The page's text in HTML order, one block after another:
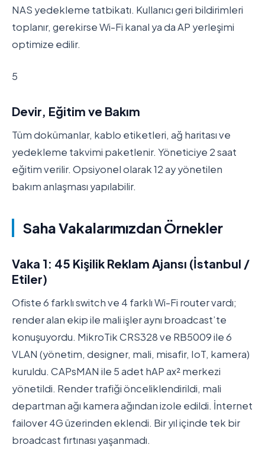
NAS yedekleme tatbikatı. Kullanıcı geri bildirimleri
toplanır, gerekirse Wi-Fi kanal ya da AP yerleşimi
optimize edilir.
5
Devir, Eğitim ve Bakım
Tüm dokümanlar, kablo etiketleri, ağ haritası ve
yedekleme takvimi paketlenir. Yöneticiye 2 saat
eğitim verilir. Opsiyonel olarak 12 ay yönetilen
bakım anlaşması yapılabilir.
Saha Vakalarımızdan Örnekler
Vaka 1: 45 Kişilik Reklam Ajansı (İstanbul /
Etiler)
Ofiste 6 farklı switch ve 4 farklı Wi-Fi router vardı;
render alan ekip ile mali işler aynı broadcast’te
konuşuyordu. MikroTik CRS328 ve RB5009 ile 6
VLAN (yönetim, designer, mali, misafir, IoT, kamera)
kuruldu. CAPsMAN ile 5 adet hAP ax² merkezi
yönetildi. Render trafiği önceliklendirildi, mali
departman ağı kamera ağından izole edildi. İnternet
failover 4G üzerinden eklendi. Bir yıl içinde tek bir
broadcast fırtınası yaşanmadı.